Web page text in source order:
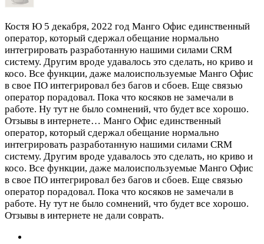
Костя Ю 5 декабря, 2022 год Манго Офис единственный
оператор, который сдержал обещание нормально
интегрировать разработанную нашими силами CRM
систему. Другим вроде удавалось это сделать, но криво и
косо. Все функции, даже малоиспользуемые Манго Офис
в свое ПО интегрировал без багов и сбоев. Еще связью
оператор порадовал. Пока что косяков не замечали в
работе. Ну тут не было сомнений, что будет все хорошо.
Отзывы в интернете… Манго Офис единственный
оператор, который сдержал обещание нормально
интегрировать разработанную нашими силами CRM
систему. Другим вроде удавалось это сделать, но криво и
косо. Все функции, даже малоиспользуемые Манго Офис
в свое ПО интегрировал без багов и сбоев. Еще связью
оператор порадовал. Пока что косяков не замечали в
работе. Ну тут не было сомнений, что будет все хорошо.
Отзывы в интернете не дали соврать.